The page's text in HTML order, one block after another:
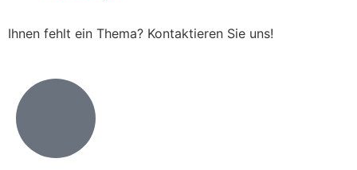
Ihnen fehlt ein Thema? Kontaktieren Sie uns!